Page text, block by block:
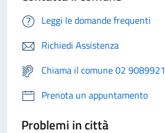
Leggi le domande frequenti
Richiedi Assistenza
Chiama il comune 02 9089921
Prenota un appuntamento
Problemi in città